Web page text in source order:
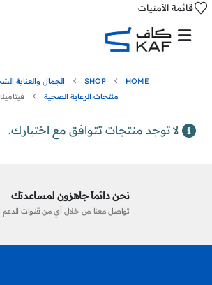
قائمة الأمنيات
HOME
SHOP
الجمال والعناية
منتجات الرعاية الصحية
لا توجد منتجات تتوافق مع اختيارك.
نحن دائماً جاهزون لمساعدتك
تواصل معنا من خلال أي من قنوات الدعم